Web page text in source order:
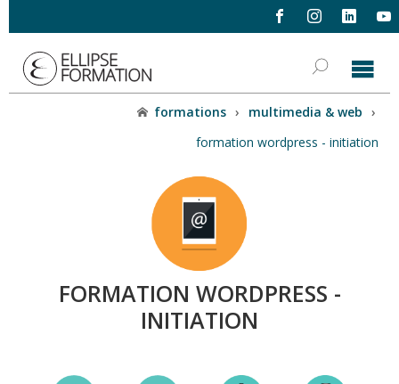
formations › multimedia & web ›
formation wordpress - initiation
FORMATION WORDPRESS -
INITIATION